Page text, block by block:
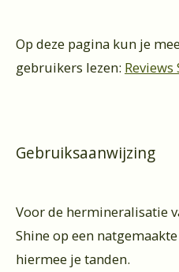
Op deze pagina kun je
gebruikers lezen: Reviews
Gebruiksaanwijzing
Voor de hermineralisatie
Shine op een
hiermee je tanden.